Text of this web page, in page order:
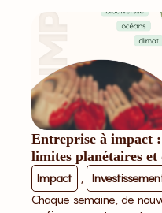
Entreprise à impact
limites planétaires et
Chaque semaine, de
Impact